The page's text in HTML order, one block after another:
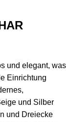
und elegant, was
Einrichtung
und Silber
und Dreiecke